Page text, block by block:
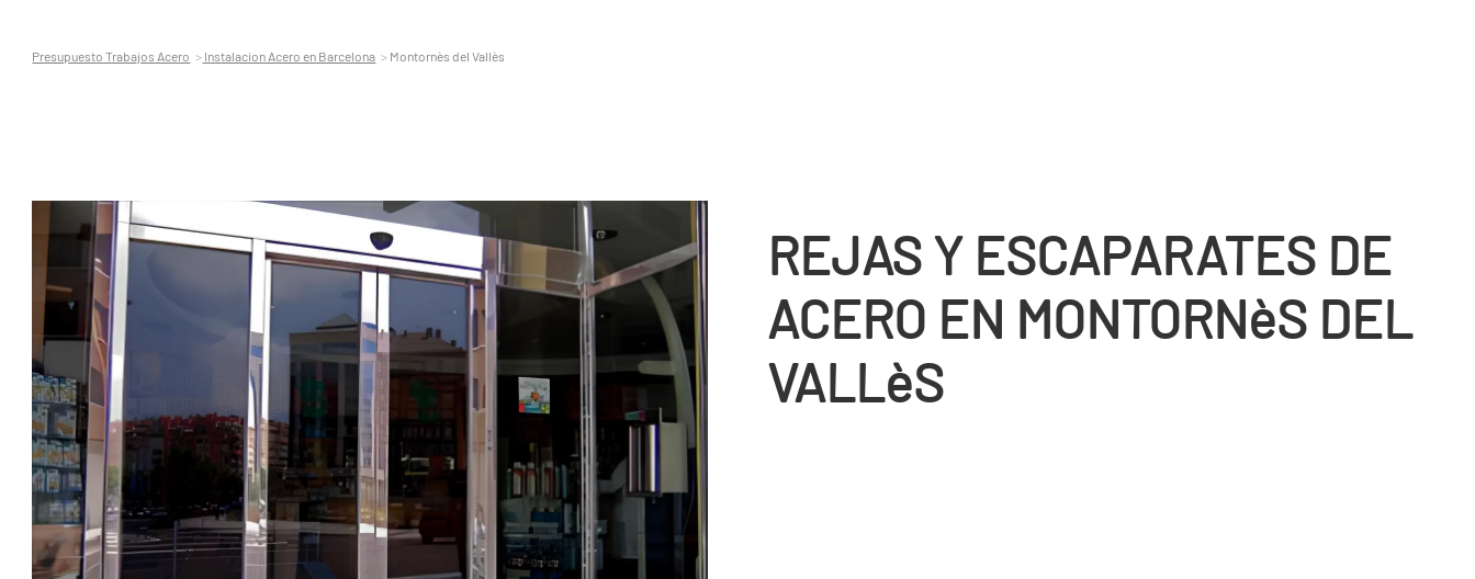
Presupuesto Trabajos Acero Instalacion Acero en Barcelona Montornès del Vallès
REJAS Y ESCAPARATES DE
ACERO EN MONTORNèS DEL
VALLèS